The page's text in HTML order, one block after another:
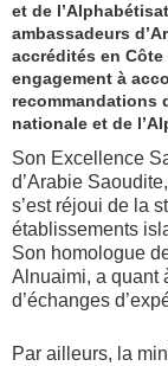
et de
ambassadeurs
accrédités en
engagement à
recommandations
nationale et de
Son Excellence
d’Arabie
s’est réjoui de la
établissements
Son homologue
Alnuaimi, a quant
d’échanges
Par ailleurs, la